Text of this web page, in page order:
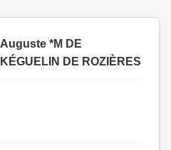
Auguste *M DE
KÉGUELIN DE ROZIÈRES